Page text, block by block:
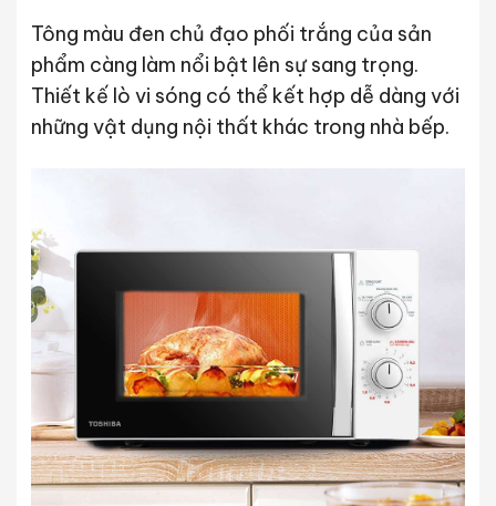
Tông màu đen chủ đạo phối trắng của sản
phẩm càng làm nổi bật lên sự sang trọng.
Thiết kế lò vi sóng có thể kết hợp dễ dàng với
những vật dụng nội thất khác trong nhà bếp.